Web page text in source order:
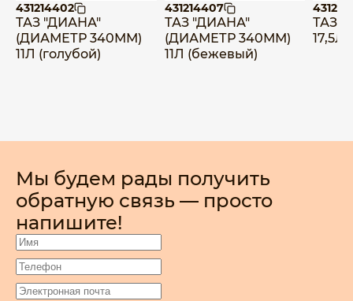
431214402
ТАЗ "ДИАНА"
(ДИАМЕТР 340ММ)
11Л (голубой)
431214407
ТАЗ "ДИАНА"
(ДИАМЕТР 340ММ)
11Л (бежевый)
ТАЗ
17,5Л
Мы будем рады получить
обратную связь — просто
напишите!